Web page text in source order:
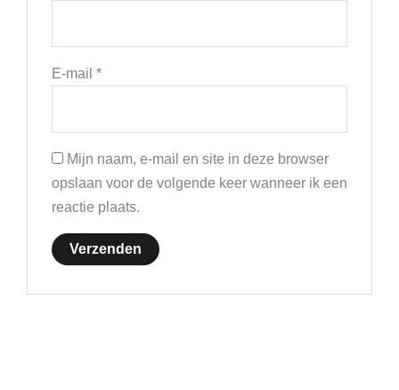
E-mail *
Mijn naam, e-mail en site in deze browser
opslaan voor de volgende keer wanneer ik een
reactie plaats.